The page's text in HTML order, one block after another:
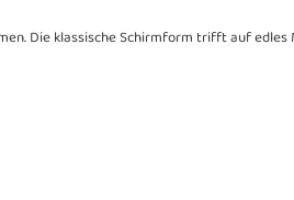
Die klassische Schirmform trifft auf edles